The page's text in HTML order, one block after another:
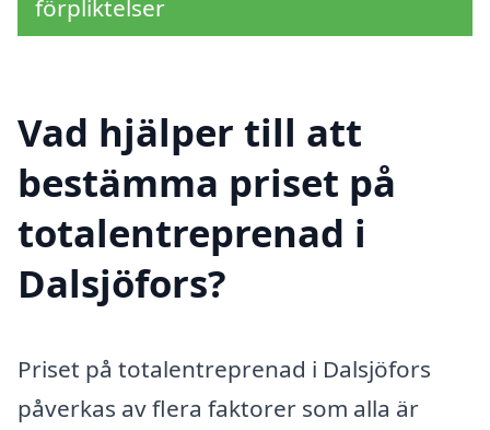
förpliktelser
Vad hjälper till att
bestämma priset på
totalentreprenad i
Dalsjöfors?
Priset på totalentreprenad i Dalsjöfors
påverkas av flera faktorer som alla är